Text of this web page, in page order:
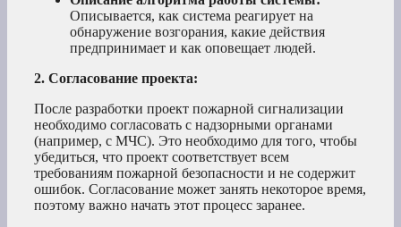
Описывается, как система реагирует на
обнаружение возгорания, какие действия
предпринимает и как оповещает людей.
2. Согласование проекта:
После разработки проект пожарной сигнализации
необходимо согласовать с надзорными органами
(например, с МЧС). Это необходимо для того, чтобы
убедиться, что проект соответствует всем
требованиям пожарной безопасности и не содержит
ошибок. Согласование может занять некоторое время,
поэтому важно начать этот процесс заранее.